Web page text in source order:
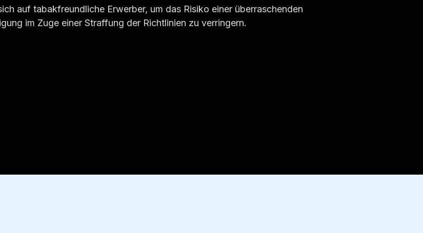
auf tabakfreundliche Erwerber, um das Risiko einer überraschenden
im Zuge einer Straffung der Richtlinien zu verringern.